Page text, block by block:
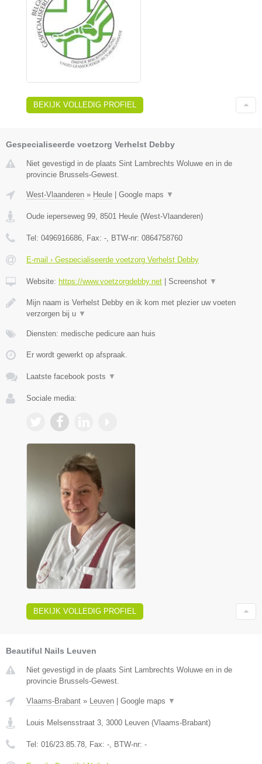
BEKIJK VOLLEDIG PROFIEL
Gespecialiseerde voetzorg Verhelst Debby
Niet gevestigd in de plaats Sint Lambrechts Woluwe en in de
provincie Brussels-Gewest.
West-Vlaanderen » Heule Google maps ▼
Oude ieperseweg 99 8501 Heule (West-Vlaanderen)
Tel: 0496916686 , Fax: - , BTW-nr: 0864758760
E-mail › Gespecialiseerde voetzorg Verhelst Debby
Website: https://www.voetzorgdebby.net Screenshot ▼
Mijn naam is Verhelst Debby en ik kom met plezier uw voeten
verzorgen bij u ▼
Diensten: medische pedicure aan huis
Er wordt gewerkt op afspraak.
Laatste facebook posts ▼
Sociale media:
BEKIJK VOLLEDIG PROFIEL
Beautiful Nails Leuven
Niet gevestigd in de plaats Sint Lambrechts Woluwe en in de
provincie Brussels-Gewest.
Vlaams-Brabant » Leuven Google maps ▼
Louis Melsensstraat 3, 3000 Leuven (Vlaams-Brabant)
Tel: 016/23.85.78, Fax: -, BTW-nr: -